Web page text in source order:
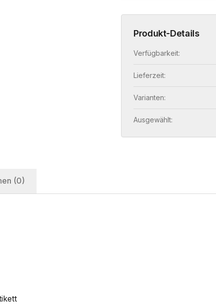
Produkt-Details
Verfügbarkeit:
Lieferzeit:
Varianten:
Ausgewählt:
(0)